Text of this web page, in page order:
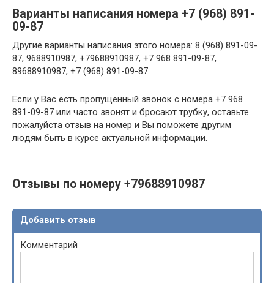
Варианты написания номера +7 (968) 891-
09-87
Другие варианты написания этого номера: 8 (968) 891-09-
87, 9688910987, +79688910987, +7 968 891-09-87,
89688910987, +7 (968) 891-09-87.
Если у Вас есть пропущенный звонок с номера +7 968
891-09-87 или часто звонят и бросают трубку, оставьте
пожалуйста отзыв на номер и Вы поможете другим
людям быть в курсе актуальной информации.
Отзывы по номеру +79688910987
Добавить отзыв
Комментарий